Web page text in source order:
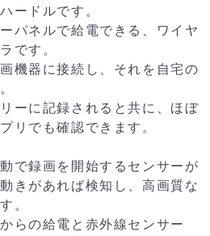
ードルです。
パネルで給電できる、ワイヤ
です。
機器に接続し、それを自宅の
ーに記録されると共に、ほぼ
リでも確認できます。
で録画を開始するセンサーが
きがあれば検知し、高画質な
。
らの給電と赤外線センサー